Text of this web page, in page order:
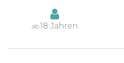
ab18 Jahren